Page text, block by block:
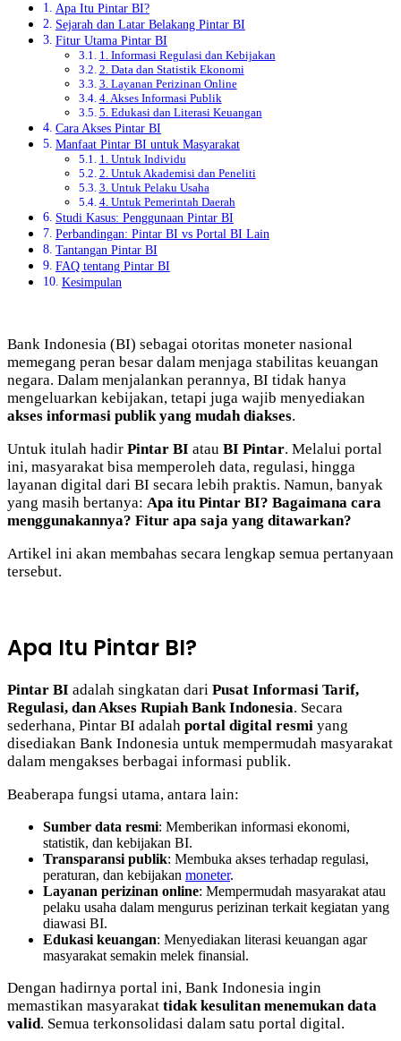
Apa Itu Pintar BI?
Sejarah dan Latar Belakang Pintar BI
Fitur Utama Pintar BI
1. Informasi Regulasi dan Kebijakan
2. Data dan Statistik Ekonomi
3. Layanan Perizinan Online
4. Akses Informasi Publik
5. Edukasi dan Literasi Keuangan
Cara Akses Pintar BI
Manfaat Pintar BI untuk Masyarakat
1. Untuk Individu
2. Untuk Akademisi dan Peneliti
3. Untuk Pelaku Usaha
4. Untuk Pemerintah Daerah
Studi Kasus: Penggunaan Pintar BI
Perbandingan: Pintar BI vs Portal BI Lain
Tantangan Pintar BI
FAQ tentang Pintar BI
Kesimpulan
Bank Indonesia (BI) sebagai otoritas moneter nasional
memegang peran besar dalam menjaga stabilitas keuangan
negara. Dalam menjalankan perannya, BI tidak hanya
mengeluarkan kebijakan, tetapi juga wajib menyediakan
akses informasi publik yang mudah diakses.
Untuk itulah hadir Pintar BI atau BI Pintar. Melalui portal
ini, masyarakat bisa memperoleh data, regulasi, hingga
layanan digital dari BI secara lebih praktis. Namun, banyak
yang masih bertanya: Apa itu Pintar BI? Bagaimana cara
menggunakannya? Fitur apa saja yang ditawarkan?
Artikel ini akan membahas secara lengkap semua pertanyaan
tersebut.
Apa Itu Pintar BI?
Pintar BI adalah singkatan dari Pusat Informasi Tarif,
Regulasi, dan Akses Rupiah Bank Indonesia. Secara
sederhana, Pintar BI adalah portal digital resmi yang
disediakan Bank Indonesia untuk mempermudah masyarakat
dalam mengakses berbagai informasi publik.
Beaberapa fungsi utama, antara lain:
Sumber data resmi: Memberikan informasi ekonomi,
statistik, dan kebijakan BI.
Transparansi publik: Membuka akses terhadap regulasi,
peraturan, dan kebijakan moneter.
Layanan perizinan online: Mempermudah masyarakat atau
pelaku usaha dalam mengurus perizinan terkait kegiatan yang
diawasi BI.
Edukasi keuangan: Menyediakan literasi keuangan agar
masyarakat semakin melek finansial.
Dengan hadirnya portal ini, Bank Indonesia ingin
memastikan masyarakat tidak kesulitan menemukan data
valid. Semua terkonsolidasi dalam satu portal digital.